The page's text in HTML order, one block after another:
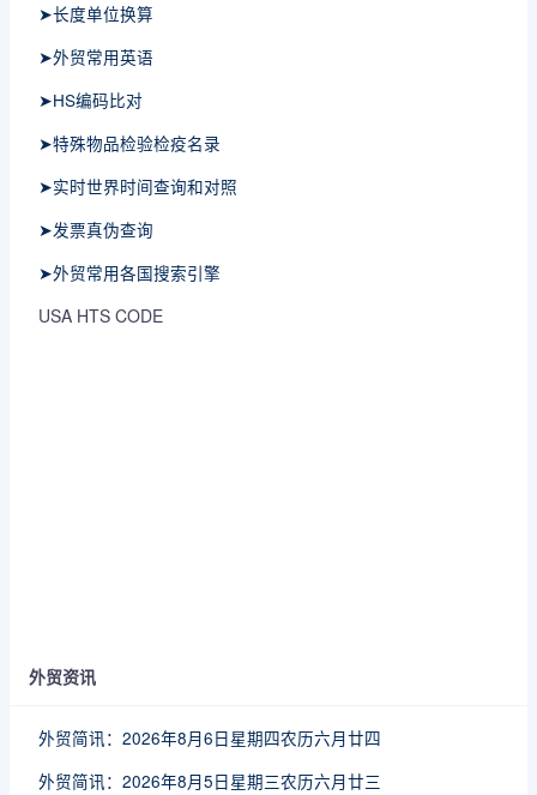
➤长度单位换算
➤外贸常用英语
➤HS编码比对
➤特殊物品检验检疫名录
➤实时世界时间查询和对照
➤发票真伪查询
➤外贸常用各国搜索引擎
USA HTS CODE
外贸资讯
外贸简讯：2026年8月6日星期四农历六月廿四
外贸简讯：2026年8月5日星期三农历六月廿三